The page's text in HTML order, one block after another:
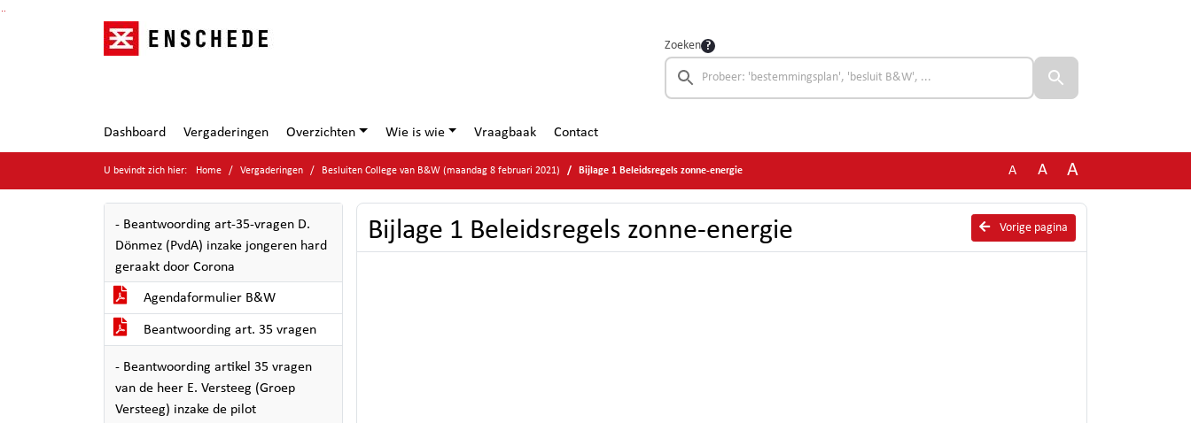
Ga naar de inhoud van deze pagina
Ga naar het zoeken
Ga naar het menu
Zoeken
Dashboard Vergaderingen Overzichten Wie is wie Vraagbaak Contact
U bevindt zich hier: Home Vergaderingen Besluiten College van B&W (maandag 8 februari 2021) Bijlage 1 Beleidsregels zonne-energie A A A
- Beantwoording art-35-vragen D.
Dönmez (PvdA) inzake jongeren hard
geraakt door Corona
Agendaformulier B&W
Beantwoording art. 35 vragen
- Beantwoording artikel 35 vragen
van de heer E. Versteeg (Groep
Versteeg) inzake de pilot
Vorige pagina
Bijlage 1 Beleidsregels zonne-energie